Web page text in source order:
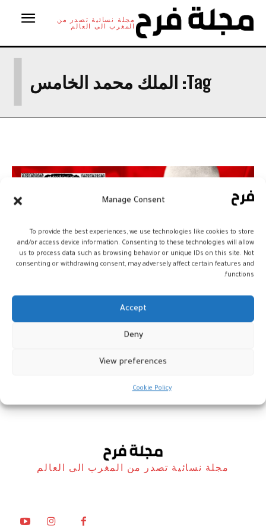
Manage Consent
To provide the best experiences, we use technologies like cookies to store
and/or access device information. Consenting to these technologies will allow
us to process data such as browsing behavior or unique IDs on this site. Not
consenting or withdrawing consent, may adversely affect certain features and
functions.
Accept
Deny
View preferences
Cookie Policy
مجلة نسائية تصدر من
المغرب الى العالم
Tag: الملك محمد الخامس
المغرب يحيي ذكرى تقديم وثيقة
مجلة نسائية تصدر من المغرب الى العالم